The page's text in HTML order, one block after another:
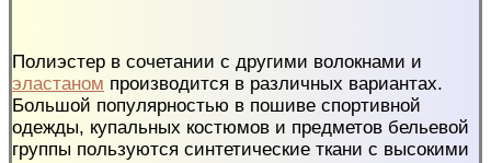
Полиэстер в сочетании с другими волокнами и
эластаном производится в различных вариантах.
Большой популярностью в пошиве спортивной
одежды, купальных костюмов и предметов бельевой
группы пользуются синтетические ткани с высокими